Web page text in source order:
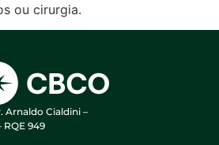
ou cirurgia.
Arnaldo Cialdini –
RQE 949